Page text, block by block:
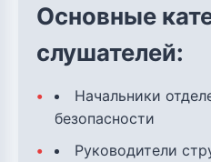
Основные
слушателей:
Начальники
безопасности
Руководители